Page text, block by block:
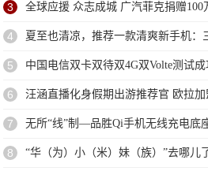
3 全球应援 众志成城 广汽菲克捐赠100
4 夏至也清凉，推荐一款清爽新手机：
5 中国电信双卡双待双4G双Volte测试成
6 汪涵直播化身假期出游推荐官 欧拉
7 无所“线”制—品胜Qi手机无线充电底
8 “华（为）小（米）妹（族）”去哪儿